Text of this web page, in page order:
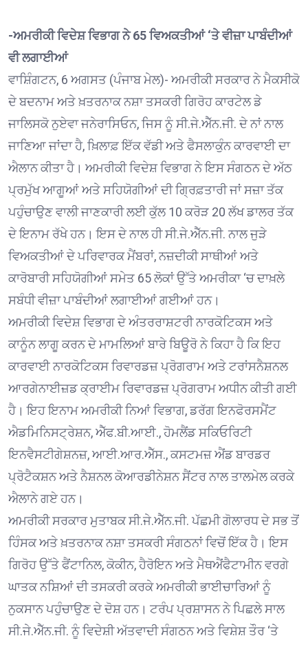
-ਅਮਰੀਕੀ ਵਿਦੇਸ਼ ਵਿਭਾਗ ਨੇ 65 ਵਿਅਕਤੀਆਂ ‘ਤੇ ਵੀਜ਼ਾ ਪਾਬੰਦੀਆਂ
ਵੀ ਲਗਾਈਆਂ
ਵਾਸ਼ਿੰਗਟਨ, 6 ਅਗਸਤ (ਪੰਜਾਬ ਮੇਲ)- ਅਮਰੀਕੀ ਸਰਕਾਰ ਨੇ ਮੈਕਸੀਕੋ
ਦੇ ਬਦਨਾਮ ਅਤੇ ਖ਼ਤਰਨਾਕ ਨਸ਼ਾ ਤਸਕਰੀ ਗਿਰੋਹ ਕਾਰਟੇਲ ਡੇ
ਜਾਲਿਸਕੋ ਨੁਏਵਾ ਜਨੇਰਾਸਿਓਨ, ਜਿਸ ਨੂੰ ਸੀ.ਜੇ.ਐੱਨ.ਜੀ. ਦੇ ਨਾਂ ਨਾਲ
ਜਾਣਿਆ ਜਾਂਦਾ ਹੈ, ਖ਼ਿਲਾਫ਼ ਇੱਕ ਵੱਡੀ ਅਤੇ ਫੈਸਲਾਕੁੰਨ ਕਾਰਵਾਈ ਦਾ
ਐਲਾਨ ਕੀਤਾ ਹੈ। ਅਮਰੀਕੀ ਵਿਦੇਸ਼ ਵਿਭਾਗ ਨੇ ਇਸ ਸੰਗਠਨ ਦੇ ਅੱਠ
ਪ੍ਰਮੁੱਖ ਆਗੂਆਂ ਅਤੇ ਸਹਿਯੋਗੀਆਂ ਦੀ ਗ੍ਰਿਫ਼ਤਾਰੀ ਜਾਂ ਸਜ਼ਾ ਤੱਕ
ਪਹੁੰਚਾਉਣ ਵਾਲੀ ਜਾਣਕਾਰੀ ਲਈ ਕੁੱਲ 10 ਕਰੋੜ 20 ਲੱਖ ਡਾਲਰ ਤੱਕ
ਦੇ ਇਨਾਮ ਰੱਖੇ ਹਨ। ਇਸ ਦੇ ਨਾਲ ਹੀ ਸੀ.ਜੇ.ਐੱਨ.ਜੀ. ਨਾਲ ਜੁੜੇ
ਵਿਅਕਤੀਆਂ ਦੇ ਪਰਿਵਾਰਕ ਮੈਂਬਰਾਂ, ਨਜ਼ਦੀਕੀ ਸਾਥੀਆਂ ਅਤੇ
ਕਾਰੋਬਾਰੀ ਸਹਿਯੋਗੀਆਂ ਸਮੇਤ 65 ਲੋਕਾਂ ਉੱਤੇ ਅਮਰੀਕਾ ‘ਚ ਦਾਖ਼ਲੇ
ਸਬੰਧੀ ਵੀਜ਼ਾ ਪਾਬੰਦੀਆਂ ਲਗਾਈਆਂ ਗਈਆਂ ਹਨ।
ਅਮਰੀਕੀ ਵਿਦੇਸ਼ ਵਿਭਾਗ ਦੇ ਅੰਤਰਰਾਸ਼ਟਰੀ ਨਾਰਕੋਟਿਕਸ ਅਤੇ
ਕਾਨੂੰਨ ਲਾਗੂ ਕਰਨ ਦੇ ਮਾਮਲਿਆਂ ਬਾਰੇ ਬਿਊਰੋ ਨੇ ਕਿਹਾ ਹੈ ਕਿ ਇਹ
ਕਾਰਵਾਈ ਨਾਰਕੋਟਿਕਸ ਰਿਵਾਰਡਜ਼ ਪ੍ਰੋਗਰਾਮ ਅਤੇ ਟਰਾਂਸਨੈਸ਼ਨਲ
ਆਰਗੇਨਾਈਜ਼ਡ ਕ੍ਰਾਈਮ ਰਿਵਾਰਡਜ਼ ਪ੍ਰੋਗਰਾਮ ਅਧੀਨ ਕੀਤੀ ਗਈ
ਹੈ। ਇਹ ਇਨਾਮ ਅਮਰੀਕੀ ਨਿਆਂ ਵਿਭਾਗ, ਡਰੱਗ ਇਨਫੋਰਸਮੈਂਟ
ਐਡਮਿਨਿਸਟ੍ਰੇਸ਼ਨ, ਐੱਫ.ਬੀ.ਆਈ., ਹੋਮਲੈਂਡ ਸਕਿਓਰਿਟੀ
ਇਨਵੈਸਟੀਗੇਸ਼ਨਜ਼, ਆਈ.ਆਰ.ਐੱਸ., ਕਸਟਮਜ਼ ਐਂਡ ਬਾਰਡਰ
ਪ੍ਰੋਟੈਕਸ਼ਨ ਅਤੇ ਨੈਸ਼ਨਲ ਕੋਆਰਡੀਨੇਸ਼ਨ ਸੈਂਟਰ ਨਾਲ ਤਾਲਮੇਲ ਕਰਕੇ
ਐਲਾਨੇ ਗਏ ਹਨ।
ਅਮਰੀਕੀ ਸਰਕਾਰ ਮੁਤਾਬਕ ਸੀ.ਜੇ.ਐੱਨ.ਜੀ. ਪੱਛਮੀ ਗੋਲਾਰਧ ਦੇ ਸਭ ਤੋਂ
ਹਿੰਸਕ ਅਤੇ ਖ਼ਤਰਨਾਕ ਨਸ਼ਾ ਤਸਕਰੀ ਸੰਗਠਨਾਂ ਵਿਚੋਂ ਇੱਕ ਹੈ। ਇਸ
ਗਿਰੋਹ ਉੱਤੇ ਫੈਂਟਾਨਿਲ, ਕੋਕੀਨ, ਹੈਰੋਇਨ ਅਤੇ ਮੈਥਐਂਫੈਟਾਮੀਨ ਵਰਗੇ
ਘਾਤਕ ਨਸ਼ਿਆਂ ਦੀ ਤਸਕਰੀ ਕਰਕੇ ਅਮਰੀਕੀ ਭਾਈਚਾਰਿਆਂ ਨੂੰ
ਨੁਕਸਾਨ ਪਹੁੰਚਾਉਣ ਦੇ ਦੋਸ਼ ਹਨ। ਟਰੰਪ ਪ੍ਰਸ਼ਾਸਨ ਨੇ ਪਿਛਲੇ ਸਾਲ
ਸੀ.ਜੇ.ਐੱਨ.ਜੀ. ਨੂੰ ਵਿਦੇਸ਼ੀ ਅੱਤਵਾਦੀ ਸੰਗਠਨ ਅਤੇ ਵਿਸ਼ੇਸ਼ ਤੌਰ ‘ਤੇ